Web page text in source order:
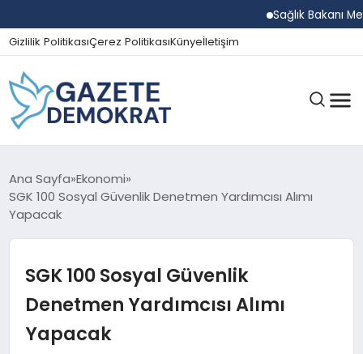
Sağlık Bakanı
Gizlilik PolitikasıÇerez PolitikasıKünyeİletişim
GÜNDEM
EKONOMI
SPOR
Ana Sayfa Ekonomi
SGK 100 Sosyal Güvenlik Denetmen Yardımcısı Alımı
Yapacak
SGK 100 Sosyal Güvenlik
Denetmen Yardımcısı Alımı
Yapacak